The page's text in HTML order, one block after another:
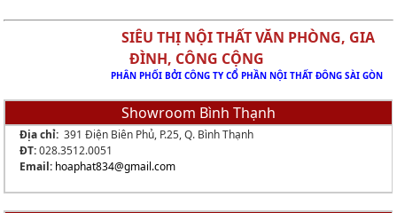
SIÊU THỊ NỘI THẤT VĂN PHÒNG, GIA
ĐÌNH, CÔNG CỘNG
PHÂN PHỐI BỞI CÔNG TY CỔ PHẦN NỘI THẤT ĐÔNG SÀI GÒN
Showroom Bình Thạnh
Địa chỉ:391 Điện Biên Phủ, P.25, Q. Bình Thạnh
ĐT:028.3512.0051
Email: hoaphat834@gmail.com